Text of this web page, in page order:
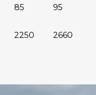
85 95
2250 2660